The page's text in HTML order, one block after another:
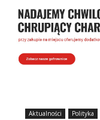
Aktualności Polityka